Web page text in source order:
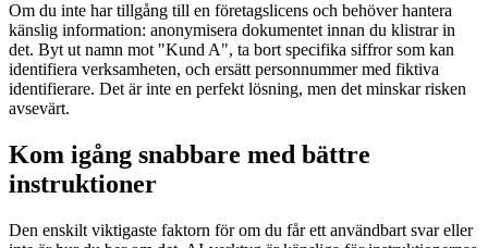
Om du inte har tillgång till en företagslicens och behöver hantera
känslig information: anonymisera dokumentet innan du klistrar in
det. Byt ut namn mot "Kund A", ta bort specifika siffror som kan
identifiera verksamheten, och ersätt personnummer med fiktiva
identifierare. Det är inte en perfekt lösning, men det minskar risken
avsevärt.
Kom igång snabbare med bättre
instruktioner
Den enskilt viktigaste faktorn för om du får ett användbart svar eller